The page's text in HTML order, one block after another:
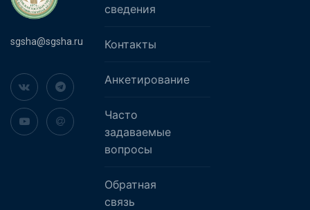
sgsha@sgsha.ru
сведения
Контакты
Анкетирование
Часто
задаваемые
вопросы
Обратная
связь